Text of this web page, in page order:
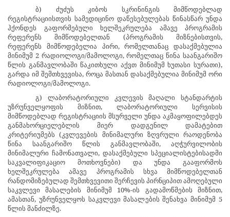
ბ) ძუძუს კიბოს სკრინინგის მიმწოდებლად
რეგისტრაციისთვის სამედიცინო დაწესებულებას წინასწარ უნდა
ჰქონდეს გაფორმებული ხელშეკრულება ამავე პროგრამის
რეფერენს მიმწოდებელთან (პროგრამის მიზნებისთვის,
რეფერენს მიმწოდებელია პირი, რომელთანაც დასაქმებულია
მინიმუმ 2 რადიოლოგი/მამოლოგი, რომელთაც წინა საანგარიშო
წლის განმავლობაში წაკითხული აქვთ მინიმუმ ხუთასი სურათი),
გარდა იმ შემთხვევისა, როცა მასთან დასაქმებულია მინიმუმ ორი
რადიოლოგი/მამოლოგი.
გ) ლაბორატორიული კვლევის მაღალი სტანდარტის
უზრუნველყოფის მიზნით, ლაბორატორიული სერვისის
მიმწოდებლად რეგისტრაციის მსურველი უნდა აკმაყოფილებდეს
განმახორციელებლის მიერ დადგენილ დამატებით
კრიტერიუმებს (კვლევების მინიმალური ზღვრული რაოდენობა
წინა საანგარიშო წლის განმავლობაში, აღჭურვილობის
მინიმალური ჩამონათვალი, დასაქმებული სპეციალისტებისადმი
საკვალიფიკაციო მოთხოვნები) და უნდა გააფორმოს
ხელშეკრულება ამავე პროგრამის სხვა მიმწოდებელთან
რანდომიზებულად შემთხვევითი შერჩევის პირნციპით ამოღებული
საკვლევი მასალების მინიმუმ 10%-ის გადამოწმების მიზნით,
ამასთან, უზრუნველყოს საკვლევი მასალების შენახვა მინიმუმ 5
წლის მანძილზე.